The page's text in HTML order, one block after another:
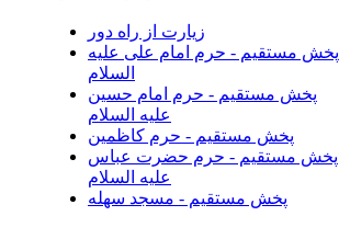
زیارت از راه دور
پخش مستقیم - حرم امام علی علیه
السلام
پخش مستقیم - حرم امام حسین
علیه السلام
پخش مستقیم - حرم کاظمین
پخش مستقیم - حرم حضرت عباس
علیه السلام
پخش مستقیم - مسجد سهله